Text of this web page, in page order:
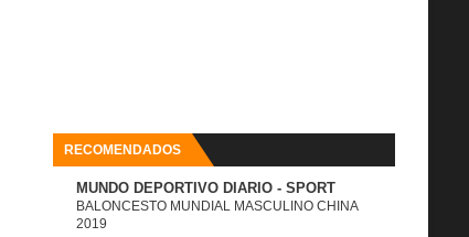
RECOMENDADOS
MUNDO DEPORTIVO DIARIO - SPORT
BALONCESTO MUNDIAL MASCULINO CHINA
2019